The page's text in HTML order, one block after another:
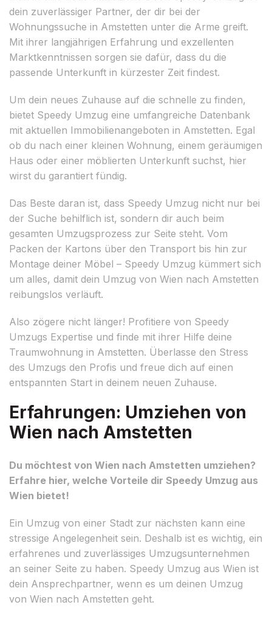
dein zuverlässiger Partner, der dir bei der
Wohnungssuche in Amstetten unter die Arme greift.
Mit ihrer langjährigen Erfahrung und exzellenten
Marktkenntnissen sorgen sie dafür, dass du die
passende Unterkunft in kürzester Zeit findest.
Um dein neues Zuhause auf die schnelle zu finden,
bietet Speedy Umzug eine umfangreiche Datenbank
mit aktuellen Immobilienangeboten in Amstetten. Egal
ob du nach einer kleinen Wohnung, einem geräumigen
Haus oder einer möblierten Unterkunft suchst, hier
wirst du garantiert fündig.
Das Beste daran ist, dass Speedy Umzug nicht nur bei
der Suche behilflich ist, sondern dir auch beim
gesamten Umzugsprozess zur Seite steht. Vom
Packen der Kartons über den Transport bis hin zur
Montage deiner Möbel – Speedy Umzug kümmert sich
um alles, damit dein Umzug von Wien nach Amstetten
reibungslos verläuft.
Also zögere nicht länger! Profitiere von Speedy
Umzugs Expertise und finde mit ihrer Hilfe deine
Traumwohnung in Amstetten. Überlasse den Stress
des Umzugs den Profis und freue dich auf einen
entspannten Start in deinem neuen Zuhause.
Erfahrungen: Umziehen von
Wien nach Amstetten
Du möchtest von Wien nach Amstetten umziehen?
Erfahre hier, welche Vorteile dir Speedy Umzug aus
Wien bietet!
Ein Umzug von einer Stadt zur nächsten kann eine
stressige Angelegenheit sein. Deshalb ist es wichtig, ein
erfahrenes und zuverlässiges Umzugsunternehmen
an seiner Seite zu haben. Speedy Umzug aus Wien ist
dein Ansprechpartner, wenn es um deinen Umzug
von Wien nach Amstetten geht.